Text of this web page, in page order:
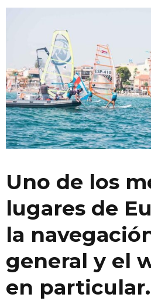
Uno de los
lugares de
la
general y el
en particular.